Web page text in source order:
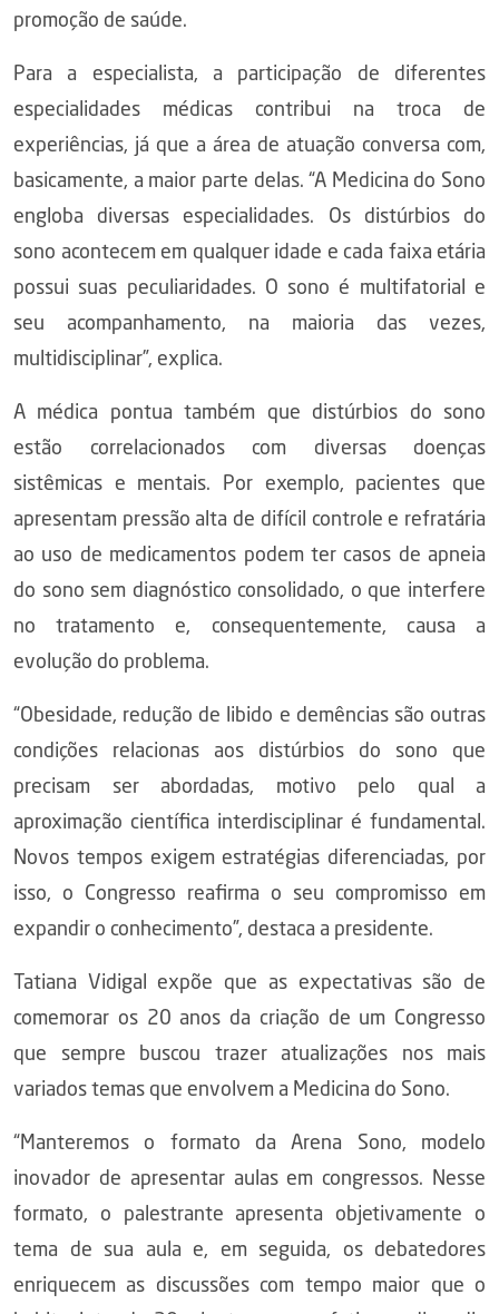
promoção de saúde.
Para a especialista, a participação de diferentes
especialidades médicas contribui na troca de
experiências, já que a área de atuação conversa com,
basicamente, a maior parte delas. “A Medicina do Sono
engloba diversas especialidades. Os distúrbios do
sono acontecem em qualquer idade e cada faixa etária
possui suas peculiaridades. O sono é multifatorial e
seu acompanhamento, na maioria das vezes,
multidisciplinar”, explica.
A médica pontua também que distúrbios do sono
estão correlacionados com diversas doenças
sistêmicas e mentais. Por exemplo, pacientes que
apresentam pressão alta de difícil controle e refratária
ao uso de medicamentos podem ter casos de apneia
do sono sem diagnóstico consolidado, o que interfere
no tratamento e, consequentemente, causa a
evolução do problema.
“Obesidade, redução de libido e demências são outras
condições relacionas aos distúrbios do sono que
precisam ser abordadas, motivo pelo qual a
aproximação científica interdisciplinar é fundamental.
Novos tempos exigem estratégias diferenciadas, por
isso, o Congresso reafirma o seu compromisso em
expandir o conhecimento”, destaca a presidente.
Tatiana Vidigal expõe que as expectativas são de
comemorar os 20 anos da criação de um Congresso
que sempre buscou trazer atualizações nos mais
variados temas que envolvem a Medicina do Sono.
“Manteremos o formato da Arena Sono, modelo
inovador de apresentar aulas em congressos. Nesse
formato, o palestrante apresenta objetivamente o
tema de sua aula e, em seguida, os debatedores
enriquecem as discussões com tempo maior que o